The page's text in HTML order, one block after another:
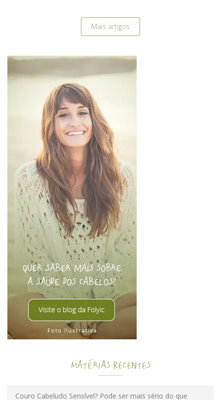
Mais artigos
Matérias Recentes
Couro Cabeludo Sensível? Pode ser mais sério do que